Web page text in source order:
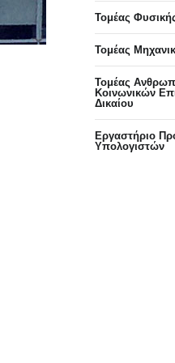
Τομέας
Τομέας
Τομέας
Κοινωνικών
Δικαίου
Eργαστήριo
Υπολογιστών